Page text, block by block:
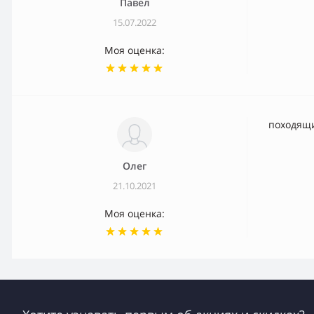
Павел
15.07.2022
Моя оценка:
Олег
21.10.2021
Моя оценка: